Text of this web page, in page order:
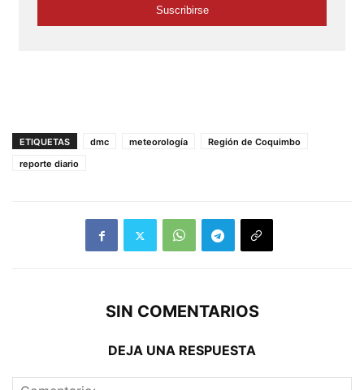
ETIQUETAS dmc meteorología
Región de Coquimbo
reporte diario
SIN COMENTARIOS
DEJA UNA RESPUESTA